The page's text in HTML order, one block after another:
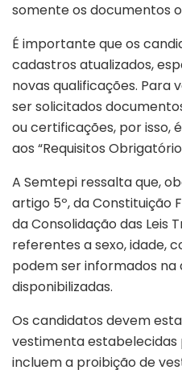
somente os documentos
É importante que os
cadastros atualizados,
novas qualificações. Para
ser solicitados
ou certificações, por isso,
aos “Requisitos
A Semtepi ressalta que,
artigo 5º, da Constituição
da Consolidação das Leis
referentes a sexo, idade,
podem ser informados na
disponibilizadas.
Os candidatos devem
vestimenta estabelecidas
incluem a proibição de